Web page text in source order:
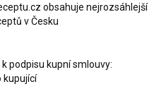
obsahuje nejrozsáhlejší
v Česku
podpisu kupní smlouvy:
kupující